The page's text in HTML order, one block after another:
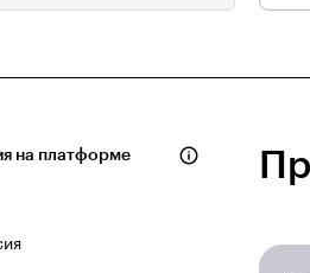
на платформе